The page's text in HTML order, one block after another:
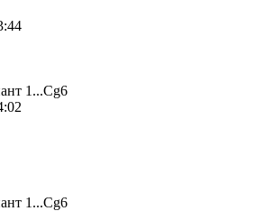
1...Сg6
1...Сg6